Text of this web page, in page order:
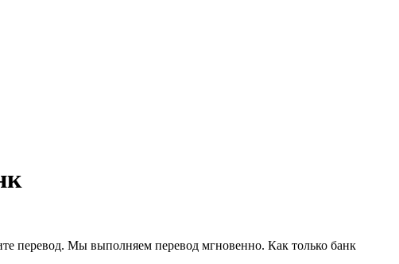
перевод. Мы выполняем перевод мгновенно. Как только банк